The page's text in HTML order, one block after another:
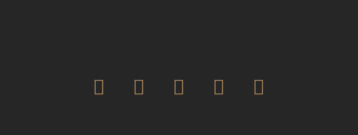
twitter facebookpinterestinstagram
houzz